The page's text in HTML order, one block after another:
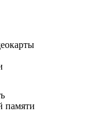
памяти